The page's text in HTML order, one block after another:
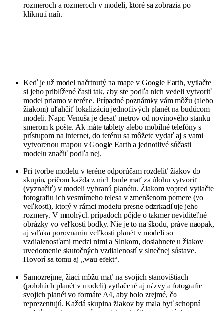
rozmeroch a rozmeroch v modeli, ktoré sa zobrazia po
kliknutí naň.
Keď je už model načrtnutý na mape v Google Earth, vytlačte
si jeho priblížené časti tak, aby ste podľa nich vedeli vytvoriť
model priamo v teréne. Prípadné poznámky vám môžu (alebo
žiakom) uľahčiť lokalizáciu jednotlivých planét na budúcom
modeli. Napr. Venuša je desať metrov od novinového stánku
smerom k pošte. Ak máte tablety alebo mobilné telefóny s
prístupom na internet, do terénu sa môžete vydať aj s vami
vytvorenou mapou v Google Earth a jednotlivé súčasti
modelu značiť podľa nej.
Pri tvorbe modelu v teréne odporúčam rozdeliť žiakov do
skupín, pričom každá z nich bude mať za úlohu vytvoriť
(vyznačiť) v modeli vybranú planétu. Žiakom vopred vytlačte
fotografiu ich vesmírneho telesa v zmenšenom pomere (vo
veľkosti), ktorý v rámci modelu presne odzrkadľuje jeho
rozmery. V mnohých prípadoch pôjde o takmer neviditeľné
obrázky vo veľkosti bodky. Nie je to na škodu, práve naopak,
aj vďaka porovnaniu veľkosti planét v modeli so
vzdialenosťami medzi nimi a Slnkom, dosiahnete u žiakov
uvedomenie skutočných vzdialeností v slnečnej sústave.
Hovorí sa tomu aj „wau efekt“.
Samozrejme, žiaci môžu mať na svojich stanovištiach
(polohách planét v modeli) vytlačené aj názvy a fotografie
svojich planét vo formáte A4, aby bolo zrejmé, čo
reprezentujú. Každá skupina žiakov by mala byť schopná